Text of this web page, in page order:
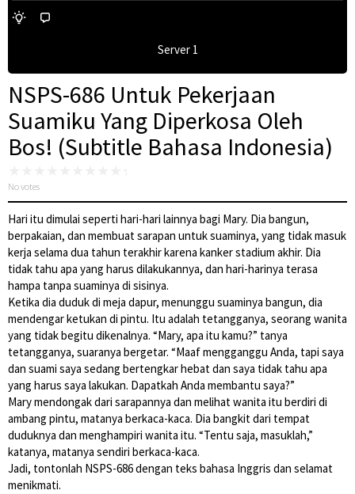
Server 1
NSPS-686 Untuk Pekerjaan
Suamiku Yang Diperkosa Oleh
Bos! (Subtitle Bahasa Indonesia)
No votes
Hari itu dimulai seperti hari-hari lainnya bagi Mary. Dia bangun,
berpakaian, dan membuat sarapan untuk suaminya, yang tidak masuk
kerja selama dua tahun terakhir karena kanker stadium akhir. Dia
tidak tahu apa yang harus dilakukannya, dan hari-harinya terasa
hampa tanpa suaminya di sisinya.
Ketika dia duduk di meja dapur, menunggu suaminya bangun, dia
mendengar ketukan di pintu. Itu adalah tetangganya, seorang wanita
yang tidak begitu dikenalnya. “Mary, apa itu kamu?” tanya
tetangganya, suaranya bergetar. “Maaf mengganggu Anda, tapi saya
dan suami saya sedang bertengkar hebat dan saya tidak tahu apa
yang harus saya lakukan. Dapatkah Anda membantu saya?”
Mary mendongak dari sarapannya dan melihat wanita itu berdiri di
ambang pintu, matanya berkaca-kaca. Dia bangkit dari tempat
duduknya dan menghampiri wanita itu. “Tentu saja, masuklah,”
katanya, matanya sendiri berkaca-kaca.
Jadi, tontonlah NSPS-686 dengan teks bahasa Inggris dan selamat
menikmati.